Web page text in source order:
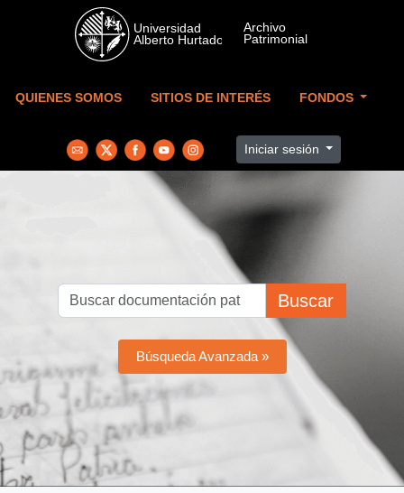
Skip to main content
QUIENES SOMOS SITIOS DE INTERÉS FONDOS
Iniciar sesión
Buscar
Búsqueda Avanzada »